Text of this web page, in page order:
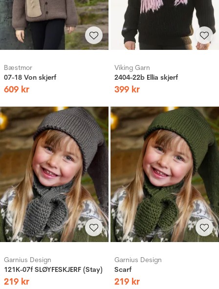
Bæstmor
07-18 Von skjerf
609 kr
Viking Garn
2404-22b Ellia skjerf
399 kr
Garnius Design
121K-07f SLØYFESKJERF (Stay)
219 kr
Garnius Design
Scarf
219 kr